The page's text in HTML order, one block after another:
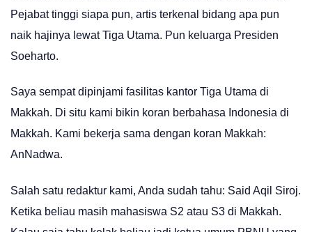
Pejabat tinggi siapa pun, artis terkenal bidang apa pun
naik hajinya lewat Tiga Utama. Pun keluarga Presiden
Soeharto.
Saya sempat dipinjami fasilitas kantor Tiga Utama di
Makkah. Di situ kami bikin koran berbahasa Indonesia di
Makkah. Kami bekerja sama dengan koran Makkah:
AnNadwa.
Salah satu redaktur kami, Anda sudah tahu: Said Aqil Siroj.
Ketika beliau masih mahasiswa S2 atau S3 di Makkah.